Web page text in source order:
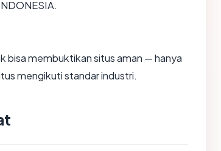
bisa membuktikan situs aman — hanya
mengikuti standar industri.